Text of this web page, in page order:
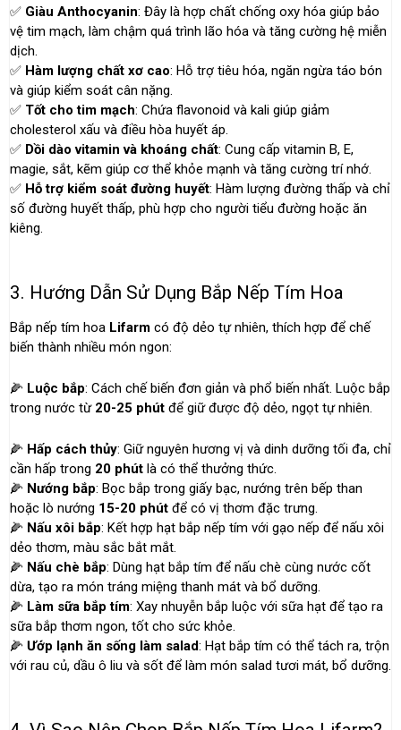
✅ Giàu Anthocyanin: Đây là hợp chất chống oxy hóa giúp bảo
vệ tim mạch, làm chậm quá trình lão hóa và tăng cường hệ miễn
dịch.
✅ Hàm lượng chất xơ cao: Hỗ trợ tiêu hóa, ngăn ngừa táo bón
và giúp kiểm soát cân nặng.
✅ Tốt cho tim mạch: Chứa flavonoid và kali giúp giảm
cholesterol xấu và điều hòa huyết áp.
✅ Dồi dào vitamin và khoáng chất: Cung cấp vitamin B, E,
magie, sắt, kẽm giúp cơ thể khỏe mạnh và tăng cường trí nhớ.
✅ Hỗ trợ kiểm soát đường huyết: Hàm lượng đường thấp và chỉ
số đường huyết thấp, phù hợp cho người tiểu đường hoặc ăn
kiêng.
3. Hướng Dẫn Sử Dụng Bắp Nếp Tím Hoa
Bắp nếp tím hoa Lifarm có độ dẻo tự nhiên, thích hợp để chế
biến thành nhiều món ngon:
🌽 Luộc bắp: Cách chế biến đơn giản và phổ biến nhất. Luộc bắp
trong nước từ 20-25 phút để giữ được độ dẻo, ngọt tự nhiên.
🌽 Hấp cách thủy: Giữ nguyên hương vị và dinh dưỡng tối đa, chỉ
cần hấp trong 20 phút là có thể thưởng thức.
🌽 Nướng bắp: Bọc bắp trong giấy bạc, nướng trên bếp than
hoặc lò nướng 15-20 phút để có vị thơm đặc trưng.
🌽 Nấu xôi bắp: Kết hợp hạt bắp nếp tím với gạo nếp để nấu xôi
dẻo thơm, màu sắc bắt mắt.
🌽 Nấu chè bắp: Dùng hạt bắp tím để nấu chè cùng nước cốt
dừa, tạo ra món tráng miệng thanh mát và bổ dưỡng.
🌽 Làm sữa bắp tím: Xay nhuyễn bắp luộc với sữa hạt để tạo ra
sữa bắp thơm ngon, tốt cho sức khỏe.
🌽 Ướp lạnh ăn sống làm salad: Hạt bắp tím có thể tách ra, trộn
với rau củ, dầu ô liu và sốt để làm món salad tươi mát, bổ dưỡng.